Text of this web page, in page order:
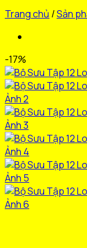
Trang chủ /Sản
-17%